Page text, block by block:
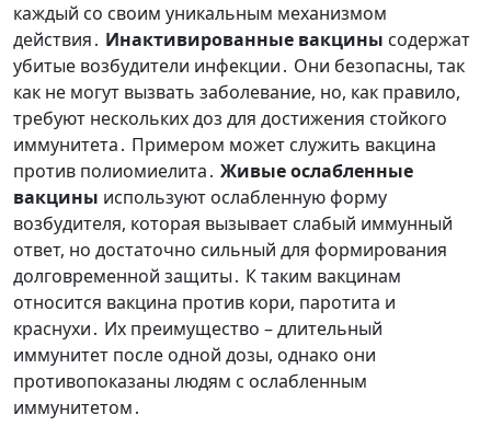
каждый со своим уникальным механизмом
действия․ Инактивированные вакцины содержат
убитые возбудители инфекции․ Они безопасны, так
как не могут вызвать заболевание, но, как правило,
требуют нескольких доз для достижения стойкого
иммунитета․ Примером может служить вакцина
против полиомиелита․ Живые ослабленные
вакцины используют ослабленную форму
возбудителя, которая вызывает слабый иммунный
ответ, но достаточно сильный для формирования
долговременной защиты․ К таким вакцинам
относится вакцина против кори, паротита и
краснухи․ Их преимущество – длительный
иммунитет после одной дозы, однако они
противопоказаны людям с ослабленным
иммунитетом․